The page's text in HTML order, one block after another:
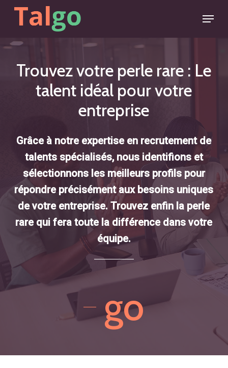
Skip
main
Menu
Trouvez votre perle rare : Le
talent idéal pour votre
entreprise
Grâce à notre expertise en recrutement de
talents spécialisés, nous identifions et
sélectionnons les meilleurs profils pour
répondre précisément aux besoins uniques
de votre entreprise. Trouvez enfin la perle
rare qui fera toute la différence dans votre
équipe.
go